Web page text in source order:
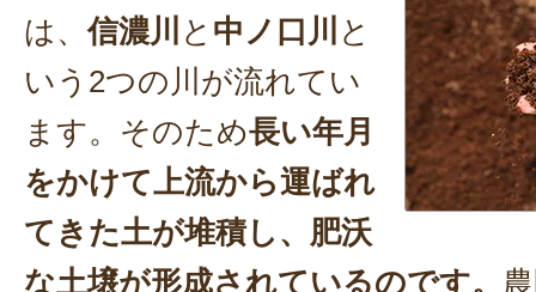
は、信濃川 と 中ノ口川 と
いう2つの川が流れてい
ます。そのため長い年月
をかけて上流から運ばれ
てきた土が堆積し、肥沃
な土壌が形成されているのです。